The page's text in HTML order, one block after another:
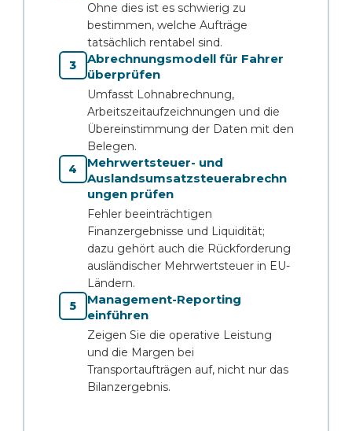
Ohne dies ist es schwierig zu
bestimmen, welche Aufträge
tatsächlich rentabel sind.
3
Abrechnungsmodell für Fahrer
überprüfen
Umfasst Lohnabrechnung,
Arbeitszeitaufzeichnungen und die
Übereinstimmung der Daten mit den
Belegen.
4
Mehrwertsteuer- und
Auslandsumsatzsteuerabrechn
ungen prüfen
Fehler beeinträchtigen
Finanzergebnisse und Liquidität;
dazu gehört auch die Rückforderung
ausländischer Mehrwertsteuer in EU-
Ländern.
5
Management-Reporting
einführen
Zeigen Sie die operative Leistung
und die Margen bei
Transportaufträgen auf, nicht nur das
Bilanzergebnis.